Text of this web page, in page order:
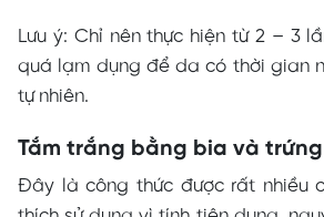
Lưu ý: Chỉ nên thực hiện từ 2 – 3
quá lạm dụng để da có thời gian
tự nhiên.
Tắm trắng bằng bia và
Đây là công thức được rất nhiều